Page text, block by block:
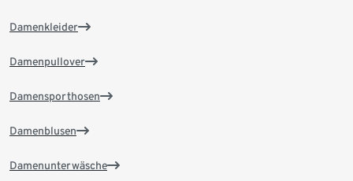
Damenkleider
Damenpullover
Damensporthosen
Damenblusen
Damenunterwäsche